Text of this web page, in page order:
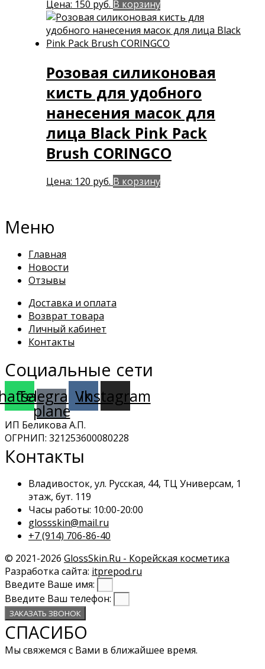
Цена: 150 руб. В корзину
Розовая силиконовая
кисть для удобного
нанесения масок для
лица Black Pink Pack
Brush CORINGCO
Цена: 120 руб. В корзину
Меню
Главная
Новости
Отзывы
Доставка и оплата
Возврат товара
Личный кабинет
Контакты
Социальные сети
Telegram-
plane
Vk
Instagram
ИП Беликова А.П.
ОГРНИП: 321253600080228
Контакты
Владивосток, ул. Русская, 44, ТЦ Универсам, 1
этаж, бут. 119
Часы работы: 10:00-20:00
glossskin@mail.ru
+7 (914) 706-86-40
© 2021-2026 GlossSkin.Ru - Корейская косметика
Разработка сайта: itprepod.ru
Введите Ваше имя:
Введите Ваш телефон:
ЗАКАЗАТЬ ЗВОНОК
СПАСИБО
Мы свяжемся с Вами в ближайшее время.